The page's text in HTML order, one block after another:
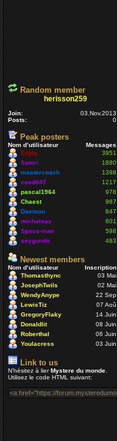
Random member
herisson259
Join:
03.Nov.2013
Posts:
0
Peak posters
Nom d’utilisateur
Messages
Enjoy
3951
Satori
1880
mastercoach
1398
ceed047
1217
pascal1964
978
Chaest
967
Daemon
847
michelsax
601
Space-man
598
seygundo
463
Newest members
Nom d’utilisateur
Inscription
Thomasthync
03 Mai
JosephTwils
02 Mai
WendyAnype
22 Sep
LewisTiz
07 Aoû
GregoryFlaky
14 Juin
Donaldlit
08 Juin
Roberthal
06 Juin
Youlacress
03 Juin
Link to us
N’hésitez à lierMystere du monde
Utilisez le code HTML suivant: